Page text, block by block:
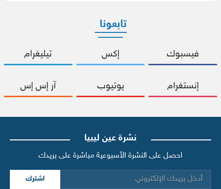
تابعونا
فيسبوك إكس تيليغرام
إنستغرام يوتيوب آر إس إس
نشرة عين ليبيا
احصل على النشرة الأسبوعية مباشرة على بريدك
اشترك